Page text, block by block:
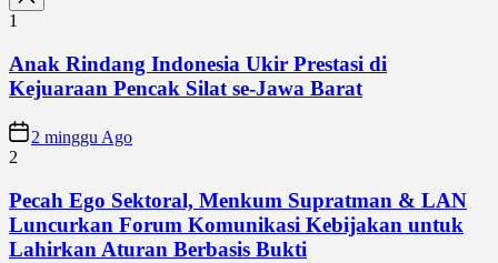
1
Anak Rindang Indonesia Ukir Prestasi di
Kejuaraan Pencak Silat se-Jawa Barat
2 minggu Ago
2
Pecah Ego Sektoral, Menkum Supratman & LAN
Luncurkan Forum Komunikasi Kebijakan untuk
Lahirkan Aturan Berbasis Bukti